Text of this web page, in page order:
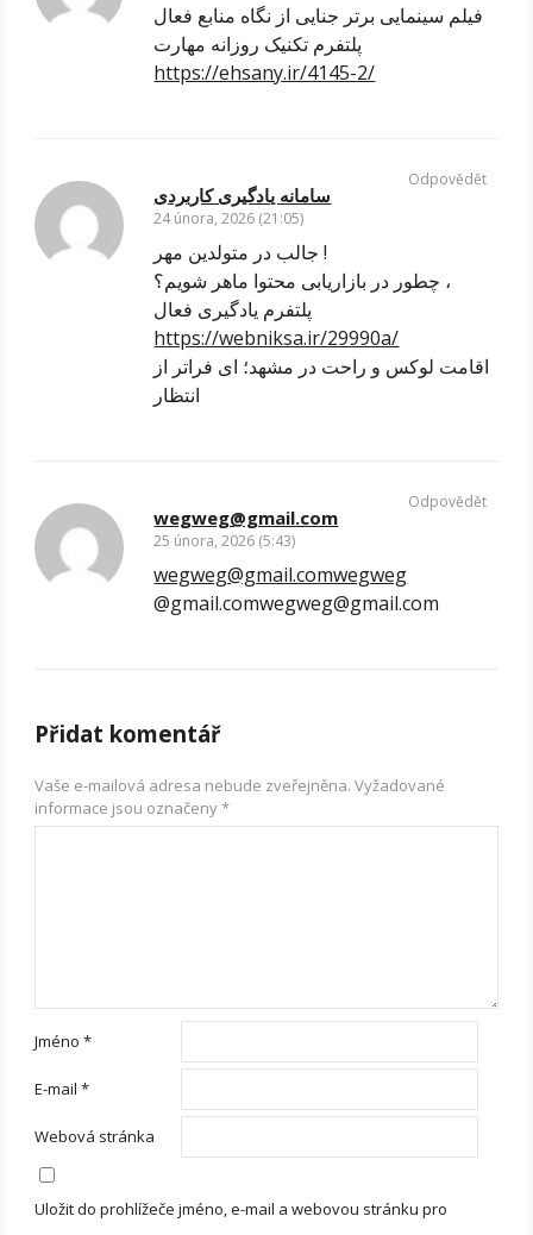
فیلم سینمایی برتر جنایی از نگاه منابع فعال
پلتفرم تکنیک روزانه مهارت
https://ehsany.ir/4145-2/
سامانه یادگیری کاربردی
24 února, 2026 (21:05)
جالب در متولدین مهر !
چطور در بازاریابی محتوا ماهر شویم؟ ،
پلتفرم یادگیری فعال
https://webniksa.ir/29990a/
اقامت لوکس و راحت در مشهد؛ ‌ای فراتر از
انتظار
Odpovědět
wegweg@gmail.com
25 února, 2026 (5:43)
wegweg@gmail.comwegweg
@gmail.comwegweg@gmail.com
Odpovědět
Přidat komentář
Vaše e-mailová adresa nebude zveřejněna. Vyžadované
informace jsou označeny*
Jméno*
E-mail*
Webová stránka
Uložit do prohlížeče jméno, e-mail a webovou stránku pro